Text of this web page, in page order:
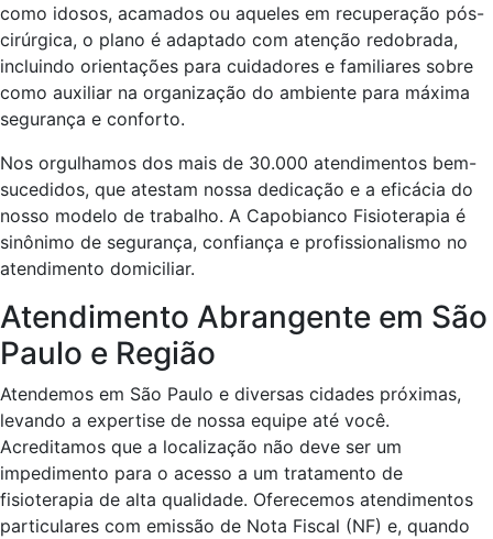
como idosos, acamados ou aqueles em recuperação pós-
cirúrgica, o plano é adaptado com atenção redobrada,
incluindo orientações para cuidadores e familiares sobre
como auxiliar na organização do ambiente para máxima
segurança e conforto.
Nos orgulhamos dos mais de 30.000 atendimentos bem-
sucedidos, que atestam nossa dedicação e a eficácia do
nosso modelo de trabalho. A Capobianco Fisioterapia é
sinônimo de segurança, confiança e profissionalismo no
atendimento domiciliar.
Atendimento Abrangente em São
Paulo e Região
Atendemos em São Paulo e diversas cidades próximas,
levando a expertise de nossa equipe até você.
Acreditamos que a localização não deve ser um
impedimento para o acesso a um tratamento de
fisioterapia de alta qualidade. Oferecemos atendimentos
particulares com emissão de Nota Fiscal (NF) e, quando